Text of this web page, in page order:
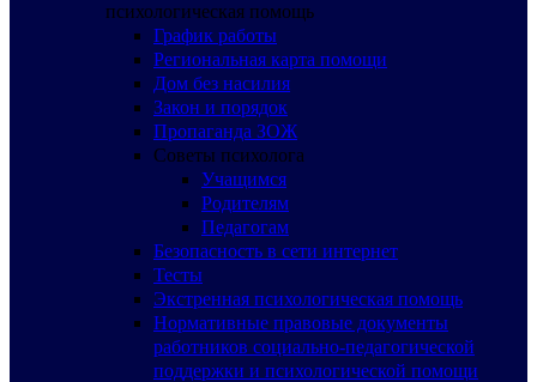
психологическая помощь
График работы
Региональная карта помощи
Дом без насилия
Закон и порядок
Пропаганда ЗОЖ
Советы психолога
Учащимся
Родителям
Педагогам
Безопасность в сети интернет
Тесты
Экстренная психологическая помощь
Нормативные правовые документы
работников социально-педагогической
поддержки и психологической помощи